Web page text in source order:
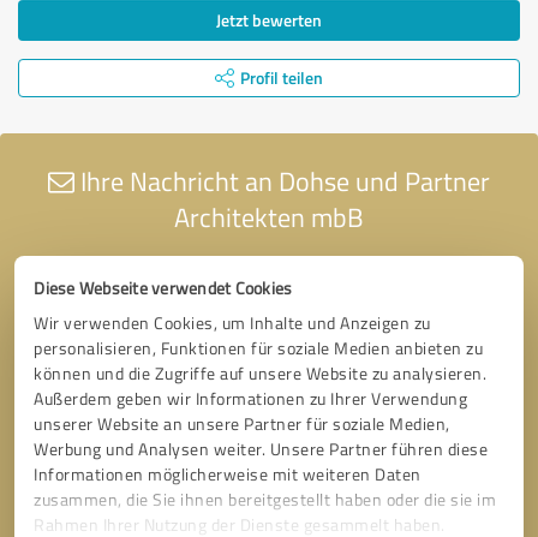
Diese Webseite verwendet Cookies
Wir verwenden Cookies, um Inhalte und Anzeigen zu
personalisieren, Funktionen für soziale Medien anbieten zu
können und die Zugriffe auf unsere Website zu analysieren.
Außerdem geben wir Informationen zu Ihrer Verwendung
unserer Website an unsere Partner für soziale Medien,
Werbung und Analysen weiter. Unsere Partner führen diese
Informationen möglicherweise mit weiteren Daten
zusammen, die Sie ihnen bereitgestellt haben oder die sie im
Rahmen Ihrer Nutzung der Dienste gesammelt haben.
Jetzt bewerten
Profil teilen
Ihre Nachricht an Dohse und Partner
Architekten mbB